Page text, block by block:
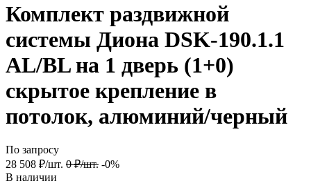
Комплект раздвижной
системы Диона DSK-190.1.1
AL/BL на 1 дверь (1+0)
скрытое крепление в
потолок, алюминий/черный
По запросу
28 508 ₽/шт. 0 ₽/шт. -0%
В наличии